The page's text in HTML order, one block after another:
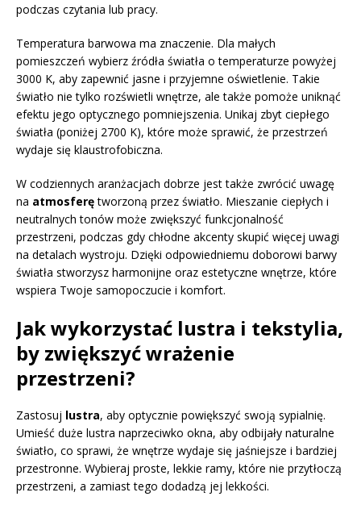
podczas czytania lub pracy.
Temperatura barwowa ma znaczenie. Dla małych
pomieszczeń wybierz źródła światła o temperaturze powyżej
3000 K, aby zapewnić jasne i przyjemne oświetlenie. Takie
światło nie tylko rozświetli wnętrze, ale także pomoże uniknąć
efektu jego optycznego pomniejszenia. Unikaj zbyt ciepłego
światła (poniżej 2700 K), które może sprawić, że przestrzeń
wydaje się klaustrofobiczna.
W codziennych aranżacjach dobrze jest także zwrócić uwagę
na atmosferętworzoną przez światło. Mieszanie ciepłych i
neutralnych tonów może zwiększyć funkcjonalność
przestrzeni, podczas gdy chłodne akcenty skupić więcej uwagi
na detalach wystroju. Dzięki odpowiedniemu doborowi barwy
światła stworzysz harmonijne oraz estetyczne wnętrze, które
wspiera Twoje samopoczucie i komfort.
Jak wykorzystać lustra i tekstylia,
by zwiększyć wrażenie
przestrzeni?
Zastosuj lustra, aby optycznie powiększyć swoją sypialnię.
Umieść duże lustra naprzeciwko okna, aby odbijały naturalne
światło, co sprawi, że wnętrze wydaje się jaśniejsze i bardziej
przestronne. Wybieraj proste, lekkie ramy, które nie przytłoczą
przestrzeni, a zamiast tego dodadzą jej lekkości.